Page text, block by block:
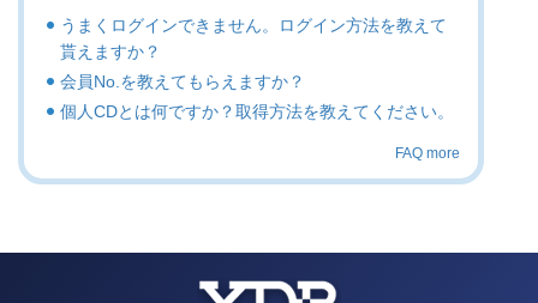
うまくログインできません。ログイン方法を教えて
貰えますか？
会員No.を教えてもらえますか？
個人CDとは何ですか？取得方法を教えてください。
FAQ more